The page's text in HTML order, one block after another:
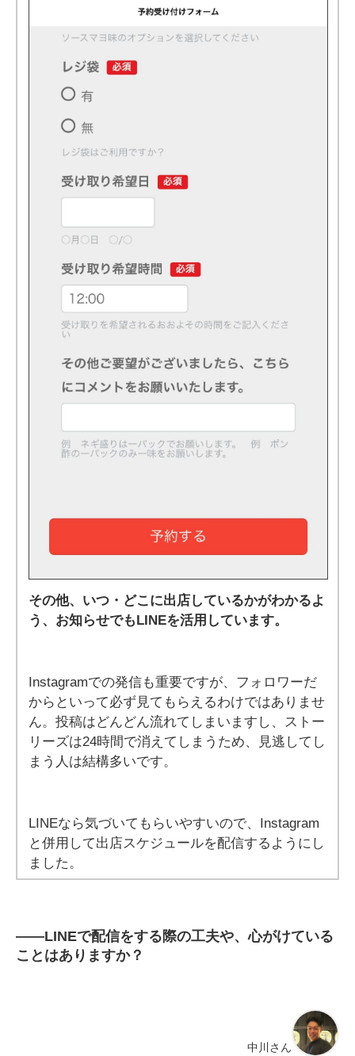
その他、いつ・どこに出店しているかがわかるよ
う、お知らせでもLINEを活用しています。
Instagramでの発信も重要ですが、フォロワーだ
からといって必ず見てもらえるわけではありませ
ん。投稿はどんどん流れてしまいますし、ストー
リーズは24時間で消えてしまうため、見逃してし
まう人は結構多いです。
LINEなら気づいてもらいやすいので、Instagram
と併用して出店スケジュールを配信するようにし
ました。
――LINEで配信をする際の工夫や、心がけている
ことはありますか？
中川さん